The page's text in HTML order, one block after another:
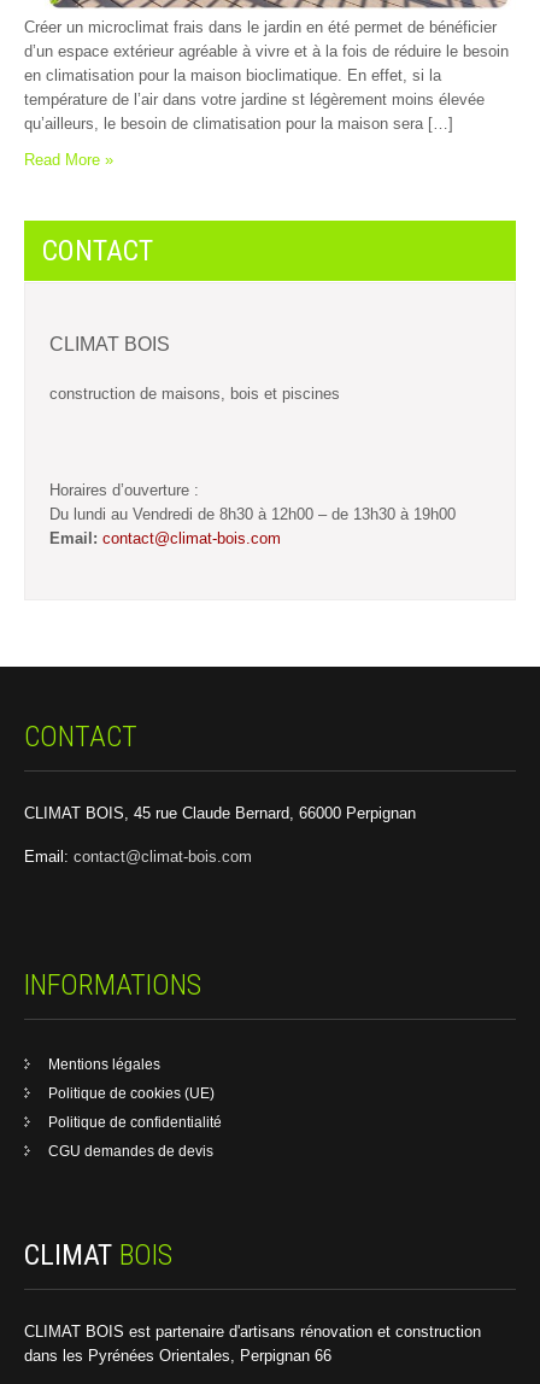
Créer un microclimat frais dans le jardin en été permet de bénéficier
d’un espace extérieur agréable à vivre et à la fois de réduire le besoin
en climatisation pour la maison bioclimatique. En effet, si la
température de l’air dans votre jardine st légèrement moins élevée
qu’ailleurs, le besoin de climatisation pour la maison sera […]
Read More »
CONTACT
CLIMAT BOIS
construction de maisons, bois et piscines
Horaires d’ouverture :
Du lundi au Vendredi de 8h30 à 12h00 – de 13h30 à 19h00
Email: contact@climat-bois.com
CONTACT
CLIMAT BOIS, 45 rue Claude Bernard, 66000 Perpignan
Email: contact@climat-bois.com
INFORMATIONS
Mentions légales
Politique de cookies (UE)
Politique de confidentialité
CGU demandes de devis
CLIMAT BOIS
CLIMAT BOIS est partenaire d'artisans rénovation et construction
dans les Pyrénées Orientales, Perpignan 66